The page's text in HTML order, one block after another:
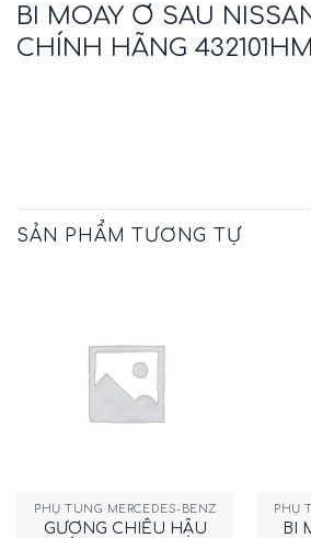
BI MOAY Ơ SAU
CHÍNH HÃNG
SẢN PHẨM TƯƠNG TỰ
PHỤ TÙNG MERCEDES-BENZ
GƯƠNG CHIẾU HẬU
PHỤ
BI